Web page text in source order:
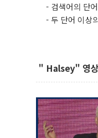
- 검색어의 단
- 두 단어 이상
" Halsey" 영